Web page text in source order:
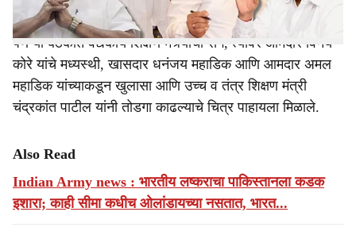
आली. या संदर्भातील बैठक आज एका ठिकाणी गुप्तपणे पार पडली.
पण या बैठकीत वैद्यकीय शिक्षण मंत्र्यांचा राग, त्यावर आमदार विनय
कोरे यांचे मध्यस्थी, खासदार धनंजय महाडिक आणि आमदार अमल
महाडिक यांच्याकडून खुलासा आणि उच्च व तंत्र शिक्षण मंत्री
चंद्रकांत पाटील यांनी तोडगा काढल्याचे चित्र पाहायला मिळाले.
Also Read
Indian Army news : भारतीय लष्कराचा पाकिस्तानला कडक
इशारा; काही सीमा कधीच ओलांडायच्या नसतात, भारत...